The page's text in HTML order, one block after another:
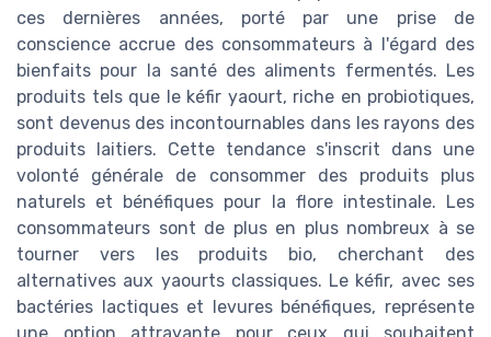
ces dernières années, porté par une prise de
conscience accrue des consommateurs à l'égard des
bienfaits pour la santé des aliments fermentés. Les
produits tels que le kéfir yaourt, riche en probiotiques,
sont devenus des incontournables dans les rayons des
produits laitiers. Cette tendance s'inscrit dans une
volonté générale de consommer des produits plus
naturels et bénéfiques pour la flore intestinale. Les
consommateurs sont de plus en plus nombreux à se
tourner vers les produits bio, cherchant des
alternatives aux yaourts classiques. Le kéfir, avec ses
bactéries lactiques et levures bénéfiques, représente
une option attrayante pour ceux qui souhaitent